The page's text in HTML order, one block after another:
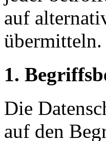
auf
übermitteln.
1.
Die
auf den